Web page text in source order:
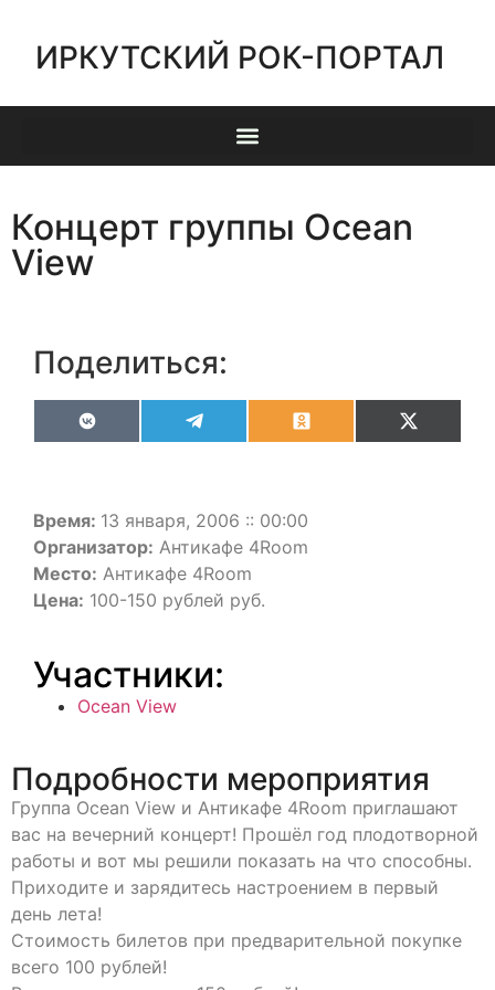
ИРКУТСКИЙ РОК-ПОРТАЛ
Концерт группы Ocean
View
Поделиться:
VK OdnoklassnikiX
(Twitter)
Время: 13 января, 2006 :: 00:00
Организатор: Антикафе 4Room
Место: Антикафе 4Room
Цена: 100-150 рублей руб.
Участники:
Ocean View
Подробности мероприятия
Группа Ocean View и Антикафе 4Room приглашают
вас на вечерний концерт! Прошёл год плодотворной
работы и вот мы решили показать на что способны.
Приходите и зарядитесь настроением в первый
день лета!
Стоимость билетов при предварительной покупке
всего 100 рублей!